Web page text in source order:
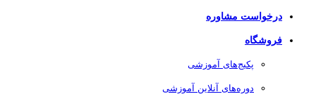
درخواست مشاوره
فروشگاه
پکیج‌های آموزشی
دوره‌های آنلاین آموزشی